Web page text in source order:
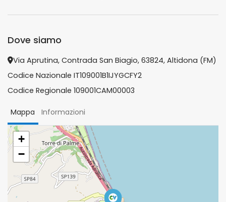
Dove siamo
Via Aprutina, Contrada San Biagio, 63824, Altidona (FM)
Codice Nazionale IT109001B1IJYGCFY2
Codice Regionale 109001CAM00003
Mappa Informazioni
+
−